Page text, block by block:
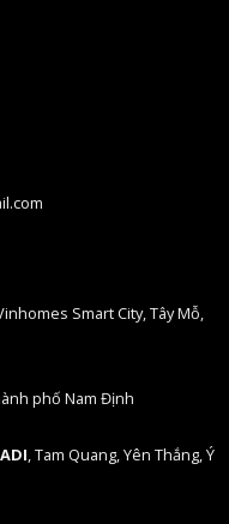
Smart City, Tây Mỗ,
phố Nam Định
, Tam Quang, Yên Thắng, Ý